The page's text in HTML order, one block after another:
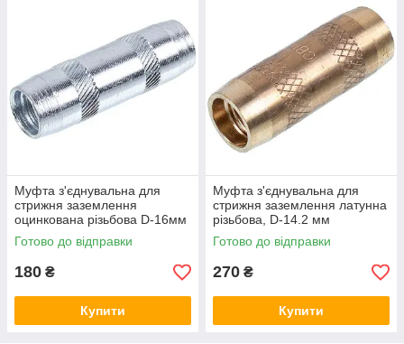
Муфта з'єднувальна для
стрижня заземлення
оцинкована різьбова D-16мм
Готово до відправки
180 ₴
Купити
Муфта з'єднувальна для
стрижня заземлення латунна
різьбова, D-14.2 мм
Готово до відправки
270 ₴
Купити